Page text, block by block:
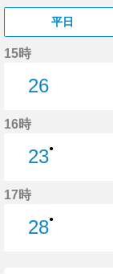
平日
15時
26
16時
23●
17時
28●